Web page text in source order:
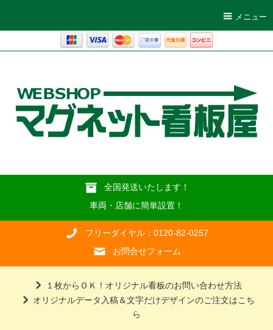
メニュー
全国発送いたします！
車両・店舗に簡単設置！
フリーダイヤル：0120-82-0257
お問合せフォーム
１枚からＯＫ！オリジナル看板のお問い合わせ方法
オリジナルデータ入稿＆文字だけデザインのご注文はこち
ら